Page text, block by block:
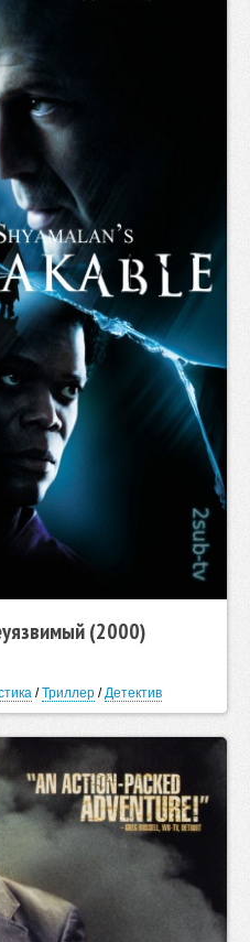
(2000)
/Триллер /Детектив